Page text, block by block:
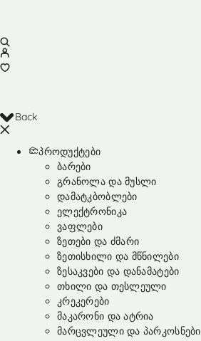
Back
პროდუქტები
ბარები
გრანოლა და მუსლი
დამატკბობლები
ელექტრონიკა
ვაფლები
ზეთები და ძმარი
ზეთისხილი და მწნილები
ზესაკვები და დანამატები
თხილი და თესლეული
კრეკერები
მაკარონი და ატრია
მარცვლეული და პარკოსნები